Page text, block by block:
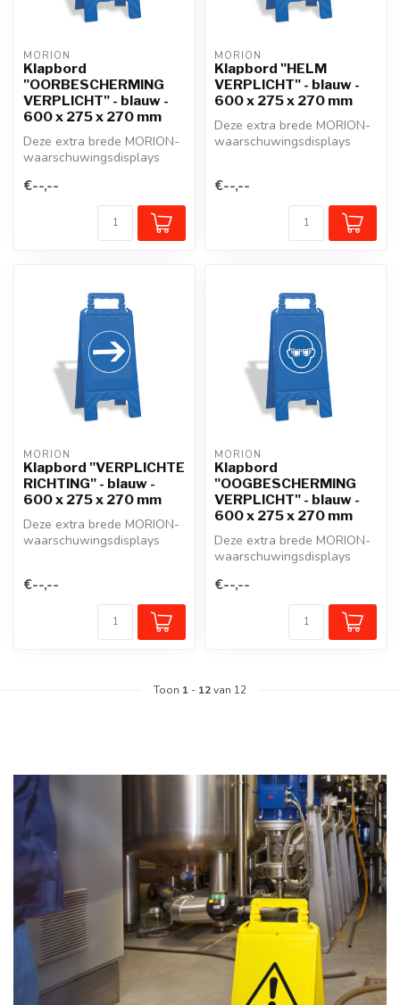
MORION
Klapbord
"OORBESCHERMING
VERPLICHT" - blauw -
600 x 275 x 270 mm
Deze extra brede MORION-
waarschuwingsdisplays
gevarenzones aan...
€--,--
MORION
Klapbord "HELM
VERPLICHT" - blauw -
600 x 275 x 270 mm
Deze extra brede MORION-
waarschuwingsdisplays
€--,--
MORION
Klapbord "VERPLICHTE
RICHTING" - blauw -
600 x 275 x 270 mm
Deze extra brede MORION-
waarschuwingsdisplays
€--,--
MORION
Klapbord
"OOGBESCHERMING
VERPLICHT" - blauw -
600 x 275 x 270 mm
Deze extra brede MORION-
waarschuwingsdisplays
gevarenzones aan...
€--,--
Toon 1 - 12van 12